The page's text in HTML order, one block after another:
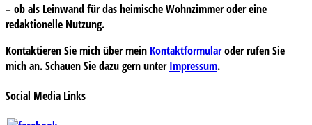
– ob als Leinwand für das heimische Wohnzimmer oder eine
redaktionelle Nutzung.
Kontaktieren Sie mich über mein Kontaktformularoder rufen Sie
mich an. Schauen Sie dazu gern unterImpressum.
Social Media Links